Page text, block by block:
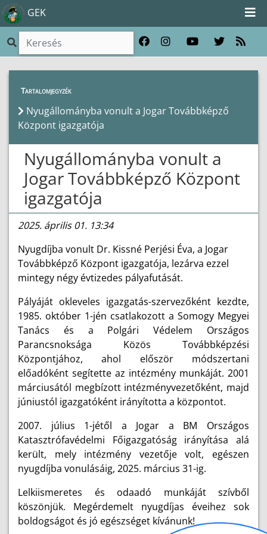
GEK
Híreink > Hírek
Tartalomjegyzék
Nyugállományba vonult a Jogar Továbbképző
Központ igazgatója
Nyugállományba vonult a
Jogar Továbbképző Központ
igazgatója
2025. április 01. 13:34
Nyugdíjba vonult Dr. Kissné Perjési Éva, a Jogar
Továbbképző Központ igazgatója, lezárva ezzel
mintegy négy évtizedes pályafutását.
Pályáját okleveles igazgatás-szervezőként kezdte,
1985. október 1-jén csatlakozott a Somogy Megyei
Tanács és a Polgári Védelem Országos
Parancsnoksága Közös Továbbképzési
Központjához, ahol először módszertani
előadóként segítette az intézmény munkáját. 2001
márciusától megbízott intézményvezetőként, majd
júniustól igazgatóként irányította a központot.
2007. július 1-jétől a Jogar a BM Országos
Katasztrófavédelmi Főigazgatóság irányítása alá
került, mely intézmény vezetője volt, egészen
nyugdíjba vonulásáig, 2025. március 31-ig.
Lelkiismeretes és odaadó munkáját szívből
köszönjük. Megérdemelt nyugdíjas éveihez sok
boldogságot és jó egészséget kívánunk!